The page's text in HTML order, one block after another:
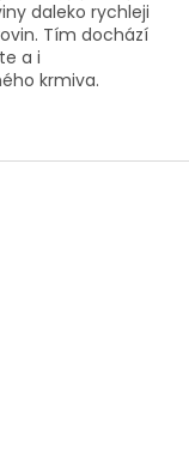
daleko rychleji
Tím dochází
a i
krmiva.